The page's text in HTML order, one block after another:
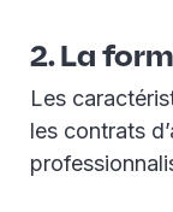
2. La
Les
les contrats